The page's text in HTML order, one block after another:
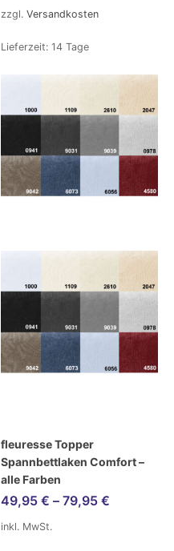
zzgl. Versandkosten
Lieferzeit: 14 Tage
fleuresse Topper
Spannbettlaken Comfort –
alle Farben
49,95 € – 79,95 €
inkl. MwSt.